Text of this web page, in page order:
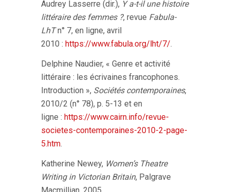
Audrey Lasserre (dir.), Y a-t-il une histoire
littéraire des femmes ?, revue Fabula-
LhTn° 7, en ligne, avril
2010 : https://www.fabula.org/lht/7/.
Delphine Naudier, « Genre et activité
littéraire : les écrivaines francophones.
Introduction », Sociétés contemporaines,
2010/2 (n° 78), p. 5-13 et en
ligne : https://www.cairn.info/revue-
societes-contemporaines-2010-2-page-
5.htm.
Katherine Newey, Women’s Theatre
Writing in Victorian Britain, Palgrave